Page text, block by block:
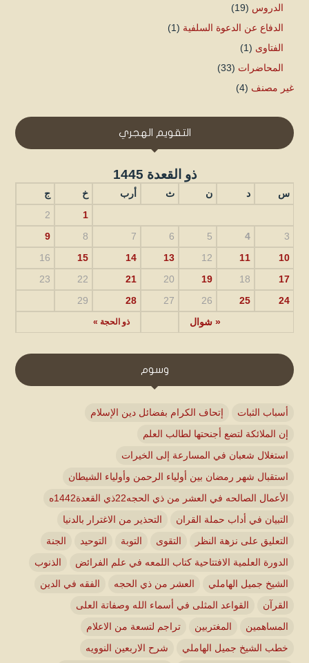
الدروس (19)
الدفاع عن الدعوة السلفية (1)
الفتاوى (1)
المحاضرات (33)
غير مصنف (4)
التقويم الهجري
ذو القعدة 1445
س د ن ث أرب خ ج
« شوال ذو الحجة »
1
2
3
4
5
6
7
8
9
10
11
12
13
14
15
16
17
18
19
20
21
22
23
24
25
26
27
28
29
وسوم
أسباب الثبات
إتحاف الكرام بفضائل دين الإسلام
إن الملائكة لتضع أجنحتها لطالب العلم
استغلال شعبان في المسارعة إلى الخيرات
استقبال شهر رمضان بين أولياء الرحمن وأولياء الشيطان
الأعمال الصالحه في العشر من ذي الحجه22ذي القعدة1442ه
التبيان في أداب حملة القران
التحذير من الاغترار بالدنيا
التعليق على نزهة النظر
التقوى التوبة التوحيد
الجنة
الدورة العلمية الافتتاحية كتاب اللمعه في علم الفرائض
الذنوب
الشيخ جميل الهاملي
العشر من ذي الحجه
الفقه في الدين
القرآن
القواعد المثلى في أسماء الله وصفاتة العلى
المساهمين
المغتربين
تراجم لتسعة من الاعلام
خطب الشيخ جميل الهاملي
شرح الاربعين النوويه